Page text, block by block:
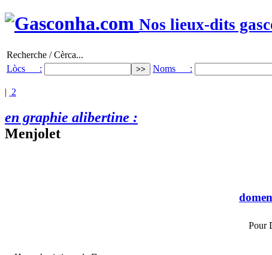
Nos lieux-dits
Recherche / Cèrca...
Lòcs :
Noms :
| 2
en graphie alibertine :
Menjolet
Pour